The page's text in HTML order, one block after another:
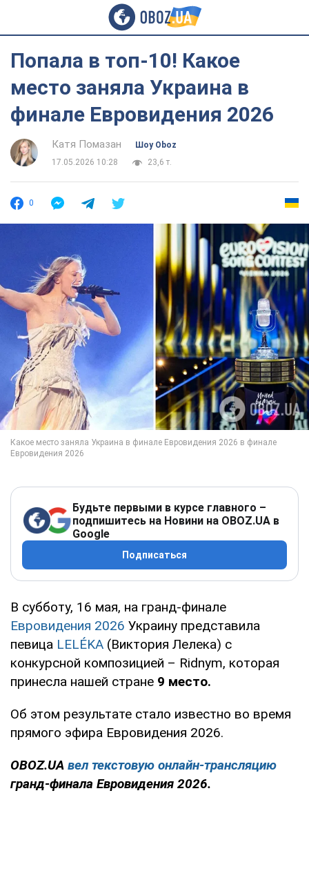
Попала в топ-10! Какое
место заняла Украина в
финале Евровидения 2026
Катя Помазан
Шоу Oboz
17.05.2026 10:28
23,6 т.
0
Будьте первыми в курсе главного –
подпишитесь на Новини на OBOZ.UA в
Google
Подписаться
В субботу, 16 мая, на гранд-финале
Евровидения 2026 Украину представила
певица LELÉKA (Виктория Лелека) с
конкурсной композицией – Ridnym, которая
принесла нашей стране 9 место.
Об этом результате стало известно во время
прямого эфира Евровидения 2026.
OBOZ.UA вел текстовую онлайн-трансляцию
гранд-финала Евровидения 2026.